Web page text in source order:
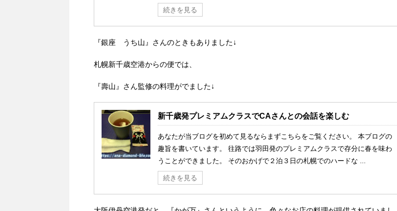
続きを見る
『銀座 うち山』さんのときもありました↓
札幌新千歳空港からの便では、
『壽山』さん監修の料理がでました↓
新千歳発プレミアムクラスでCAさんとの会話を楽しむ
あなたが当ブログを初めて見るならまずこちらをご覧ください。 本ブログの
趣旨を書いています。 往路では羽田発のプレミアムクラスで存分に春を味わ
うことができました。 そのおかげで２泊３日の札幌でのハードな ...
続きを見る